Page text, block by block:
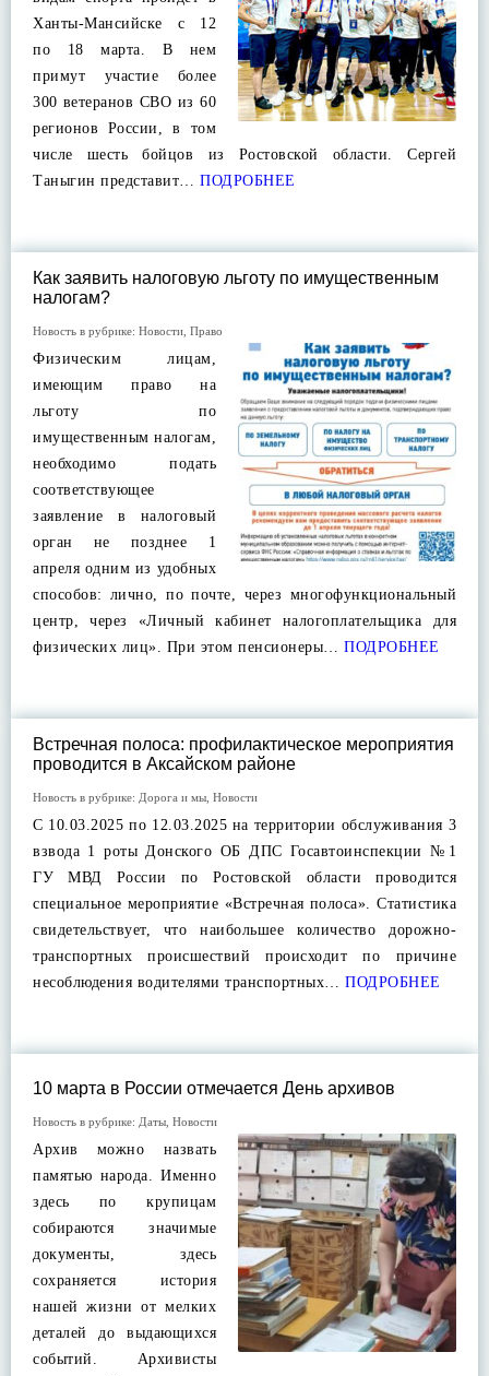
Ханты-Мансийске с 12
по 18 марта. В нем
примут участие более
300 ветеранов СВО из 60
регионов России, в том
числе шесть бойцов из Ростовской области. Сергей
Таныгин представит… ПОДРОБНЕЕ
Как заявить налоговую льготу по имущественным
налогам?
Новость в рубрике: Новости Право
Физическим лицам,
имеющим право на
льготу по
имущественным налогам,
необходимо подать
соответствующее
заявление в налоговый
орган не позднее 1
апреля одним из удобных
способов: лично, по почте, через многофункциональный
центр, через «Личный кабинет налогоплательщика для
физических лиц». При этом пенсионеры… ПОДРОБНЕЕ
Встречная полоса: профилактическое мероприятия
проводится в Аксайском районе
Новость в рубрике: Дорога и мы Новости
С 10.03.2025 по 12.03.2025 на территории обслуживания 3
взвода 1 роты Донского ОБ ДПС Госавтоинспекции №1
ГУ МВД России по Ростовской области проводится
специальное мероприятие «Встречная полоса». Статистика
свидетельствует, что наибольшее количество дорожно-
транспортных происшествий происходит по причине
несоблюдения водителями транспортных… ПОДРОБНЕЕ
10 марта в России отмечается День архивов
Новость в рубрике: Даты Новости
Архив можно назвать
памятью народа. Именно
здесь по крупицам
собираются значимые
документы, здесь
сохраняется история
нашей жизни от мелких
деталей до выдающихся
событий. Архивисты